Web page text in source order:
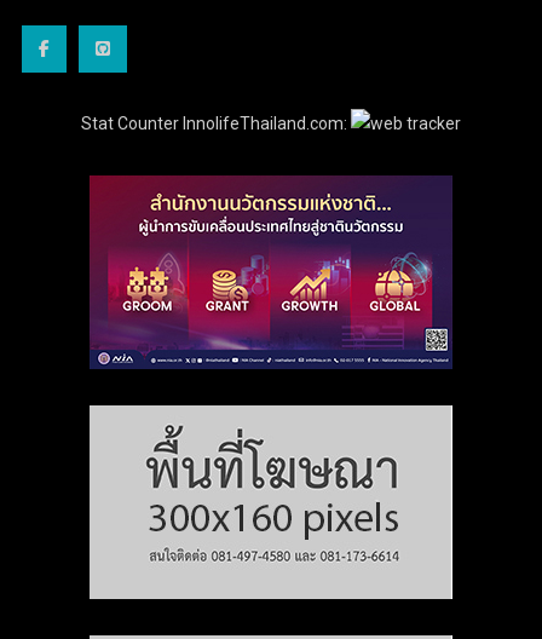
Stat Counter InnolifeThailand.com: